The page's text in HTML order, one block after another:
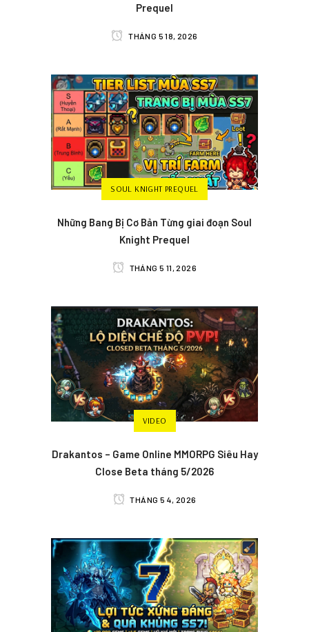
Prequel
THÁNG 5 18, 2026
SOUL KNIGHT PREQUEL
Những Bang Bị Cơ Bản Từng giai đoạn Soul
Knight Prequel
THÁNG 5 11, 2026
VIDEO
Drakantos – Game Online MMORPG Siêu Hay
Close Beta tháng 5/2026
THÁNG 5 4, 2026